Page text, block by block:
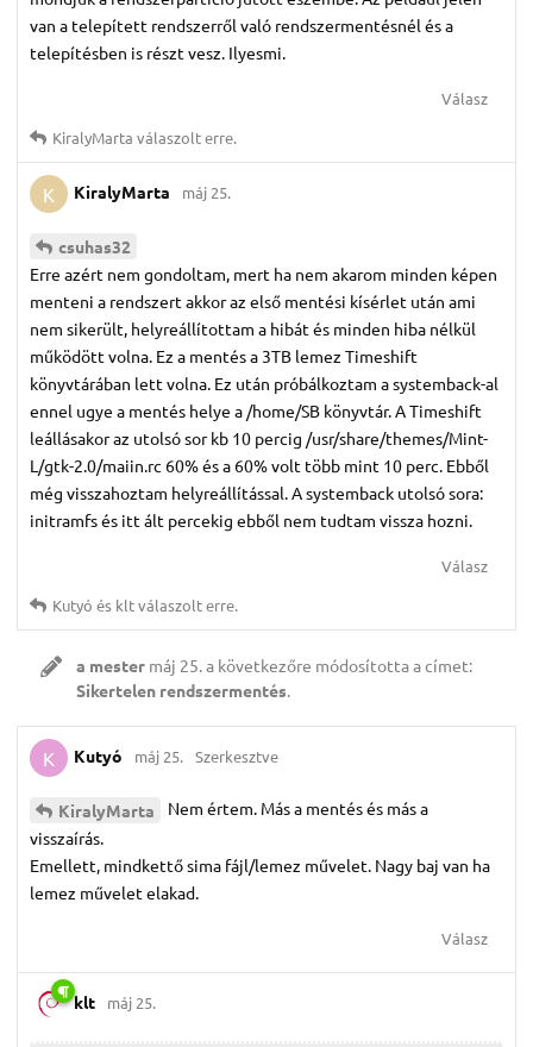
van a telepített rendszerről való rendszermentésnél és a
telepítésben is részt vesz. Ilyesmi.
Válasz
KiralyMarta válaszolt erre.
K KiralyMarta máj 25.
csuhas32
Erre azért nem gondoltam, mert ha nem akarom minden képen
menteni a rendszert akkor az első mentési kísérlet után ami
nem sikerült, helyreállítottam a hibát és minden hiba nélkül
működött volna. Ez a mentés a 3TB lemez Timeshift
könyvtárában lett volna. Ez után próbálkoztam a systemback-al
ennel ugye a mentés helye a /home/SB könyvtár. A Timeshift
leállásakor az utolsó sor kb 10 percig /usr/share/themes/Mint-
L/gtk-2.0/maiin.rc 60% és a 60% volt több mint 10 perc. Ebből
még visszahoztam helyreállítással. A systemback utolsó sora:
initramfs és itt ált percekig ebből nem tudtam vissza hozni.
Válasz
Kutyó és kltválaszolt erre.
a mester máj 25.a következőre módosította a címet:
Sikertelen rendszermentés.
K Kutyó máj 25. Szerkesztve
KiralyMarta
Nem értem. Más a mentés és más a
visszaírás.
Emellett, mindkettő sima fájl/lemez művelet. Nagy baj van ha
lemez művelet elakad.
Válasz
klt máj 25.